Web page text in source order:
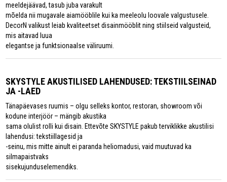
meeldejäävad, tasub juba varakult
mõelda nii mugavale aiamööblile kui ka meeleolu loovale valgustusele.
DecorN valikust leiab kvaliteetset disainmööblit ning stiilseid valgusteid,
mis aitavad luua
elegantse ja funktsionaalse väliruumi.
SKYSTYLE AKUSTILISED LAHENDUSED: TEKSTIILSEINAD
JA -LAED
Tänapäevases ruumis – olgu selleks kontor, restoran, showroom või
kodune interjöör – mängib akustika
sama olulist rolli kui disain. Ettevõte SKYSTYLE pakub terviklikke akustilisi
lahendusi: tekstiillagesid ja
-seinu, mis mitte ainult ei paranda heliomadusi, vaid muutuvad ka
silmapaistvaks
sisekujunduselemendiks.